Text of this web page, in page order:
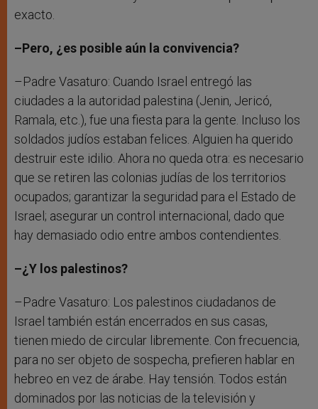
exacto.
–Pero, ¿es posible aún la convivencia?
–Padre Vasaturo: Cuando Israel entregó las
ciudades a la autoridad palestina (Jenin, Jericó,
Ramala, etc.), fue una fiesta para la gente. Incluso los
soldados judíos estaban felices. Alguien ha querido
destruir este idilio. Ahora no queda otra: es necesario
que se retiren las colonias judías de los territorios
ocupados; garantizar la seguridad para el Estado de
Israel; asegurar un control internacional, dado que
hay demasiado odio entre ambos contendientes.
–¿Y los palestinos?
–Padre Vasaturo: Los palestinos ciudadanos de
Israel también están encerrados en sus casas,
tienen miedo de circular libremente. Con frecuencia,
para no ser objeto de sospecha, prefieren hablar en
hebreo en vez de árabe. Hay tensión. Todos están
dominados por las noticias de la televisión y